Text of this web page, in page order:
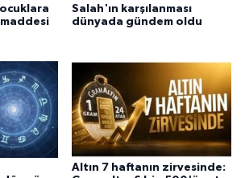
Salah'ın karşılanması
dünyada gündem oldu
Altın 7 haftanın zirvesinde: